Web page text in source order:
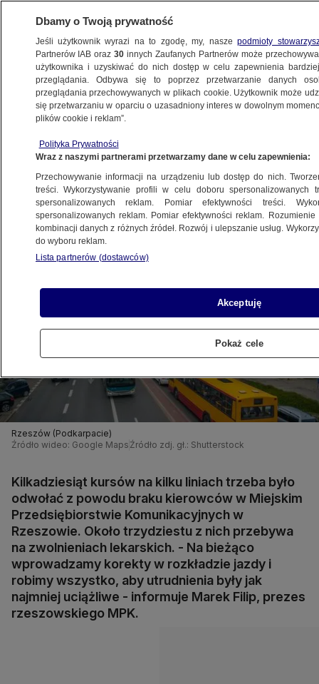
KRAKÓW
odwołuje kilkadziesiąt kursów
17.10.2022, 15:45
Udostępnij
Rzeszów (Podkarpacie)
Źródło wideo: Google Maps Źródło zdj. gł.: Shutterstock
Kilkadziesiąt kursów na kilku liniach trzeba było
odwołać z powodu braku kierowców w Miejskim
Przedsiębiorstwie Komunikacyjnych w
Rzeszowie. Około trzydziestu z nich przebywa
na zwolnieniach lekarskich. - Na bieżąco
wprowadzamy korekty w rozkładzie jazdy i
robimy wszystko, aby utrudnienia były jak
najmniej uciążliwe - informuje Marek Filip, prezes
rzeszowskiego MPK.
Dbamy o Twoją prywatność
Jeśli użytkownik wyrazi na to zgodę, my, naszepodmioty
Partnerów IAB oraz30 innych Zaufanych Partnerów może
użytkownika i uzyskiwać do nich dostęp w celu zapewnienia
przeglądania. Odbywa się to poprzez przetwarzanie danych
przeglądania przechowywanych w plikach cookie. Użytkownik może
się przetwarzaniu w oparciu o uzasadniony interes w dowolnym
plików cookie i reklam”.
Polityka Prywatności
Wraz z naszymi partnerami przetwarzamy dane w celu zapewnienia:
Przechowywanie informacji na urządzeniu lub dostęp do nich.
treści. Wykorzystywanie profili w celu doboru spersonalizowanych
spersonalizowanych reklam. Pomiar efektywności treści.
spersonalizowanych reklam. Pomiar efektywności reklam.
kombinacji danych z różnych źródeł. Rozwój i ulepszanie usług.
do wyboru reklam.
Lista partnerów (dostawców)
Akceptuję
Pokaż cele